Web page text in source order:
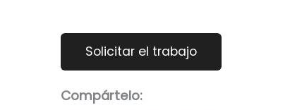
Compártelo: